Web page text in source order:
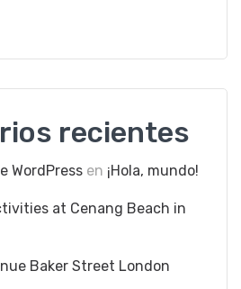
recientes
WordPress en ¡Hola, mundo!
at Cenang Beach in
Baker Street London